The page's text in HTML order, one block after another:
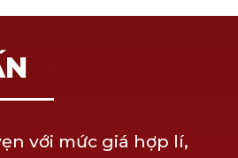
với mức giá hợp lí,